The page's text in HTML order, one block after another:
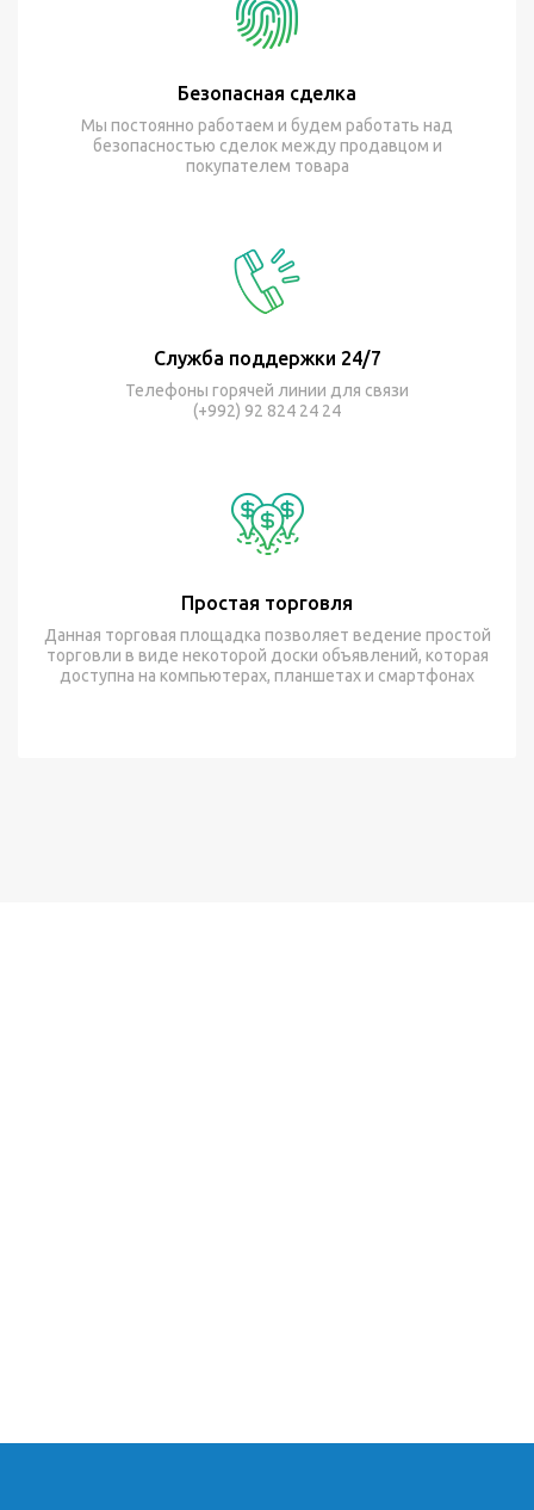
Безопасная сделка
Мы постоянно работаем и будем работать над
безопасностью сделок между продавцом и
покупателем товара
Служба поддержки 24/7
Телефоны горячей линии для связи
(+992) 92 824 24 24
Простая торговля
Данная торговая площадка позволяет ведение простой
торговли в виде некоторой доски объявлений, которая
доступна на компьютерах, планшетах и смартфонах